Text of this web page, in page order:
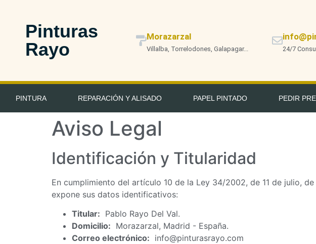
Pinturas
Rayo
Morazarzal
Villalba, Torrelodones, Galapagar... 24/7
PINTURA REPARACIÓN Y ALISADO PAPEL PINTADO PEDIR
Aviso Legal
Identificación y Titularidad
En cumplimiento del artículo 10 de la Ley 34/2002, de 11 de julio,
expone sus datos identificativos:
Titular: Pablo Rayo Del Val.
Domicilio: Morazarzal, Madrid - España.
Correo electrónico: info@pinturasrayo.com